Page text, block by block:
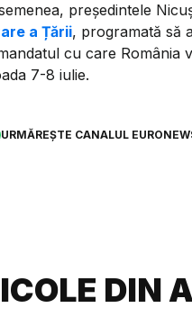
președintele
a Țării, programată să
cu care România
7-8 iulie.
URMĂREȘTE CANALUL
DIN